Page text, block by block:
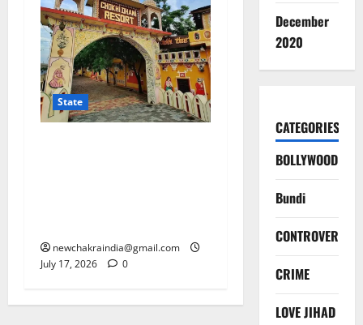
State
newchakraindia@gmail.com
July 17, 2026
0
December
2020
CATEGORIES
BOLLYWOOD
Bundi
CONTROVERSY
CRIME
LOVE JIHAD